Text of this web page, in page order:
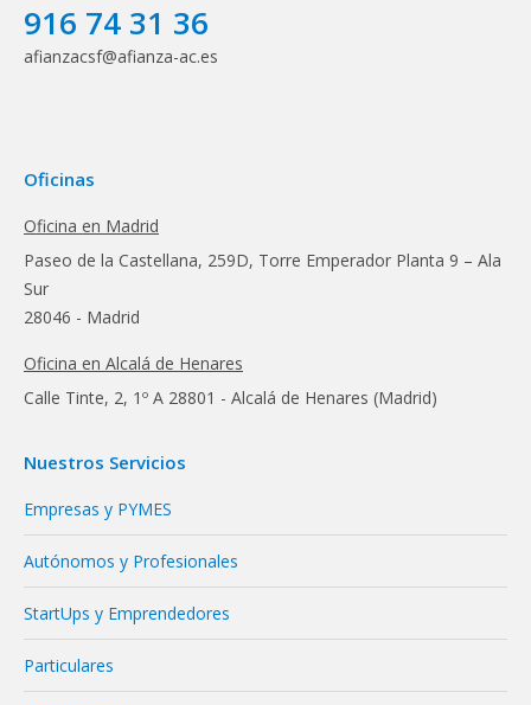
916 74 31 36
afianzacsf@afianza-ac.es
Oficinas
Oficina en Madrid
Paseo de la Castellana, 259D, Torre Emperador Planta 9 – Ala
Sur
28046 - Madrid
Oficina en Alcalá de Henares
Calle Tinte, 2, 1º A 28801 - Alcalá de Henares (Madrid)
Nuestros Servicios
Empresas y PYMES
Autónomos y Profesionales
StartUps y Emprendedores
Particulares